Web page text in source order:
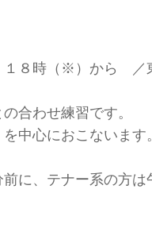
１８時（※）から ／
合わせ練習です。
を中心におこないま
に、テナー系の方は